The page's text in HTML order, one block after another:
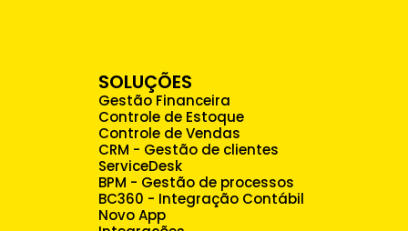
SOLUÇÕES
Gestão Financeira
Controle de Estoque
Controle de Vendas
CRM - Gestão de clientes
ServiceDesk
BPM - Gestão de processos
BC360 - Integração Contábil
Novo App